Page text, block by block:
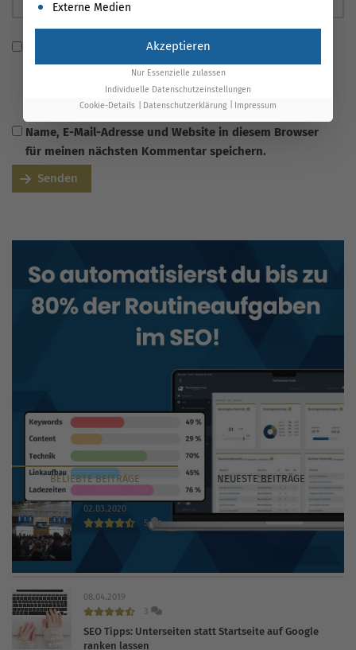
Datenschutzerklärung
zu, dass meine Angaben verarbeitet und gespeichert
werden. Die Einwilligung ist über
info@onlinesolutionsgroup.de jederzeit widerrufbar.
Name, E-Mail-Adresse und Website in diesem Browser
für meinen nächsten Kommentar speichern.
Senden
BELIEBTEBEITRÄGE NEUESTEBEITRÄGE
02.03.2020
5
08.04.2019
3
SEO Tipps: Unterseiten statt Startseite auf Google
ranken lassen
Externe Medien
Akzeptieren
Nur Essenzielle zulassen
Individuelle Datenschutzeinstellungen
Cookie-Details
Datenschutzerklärung Impressum